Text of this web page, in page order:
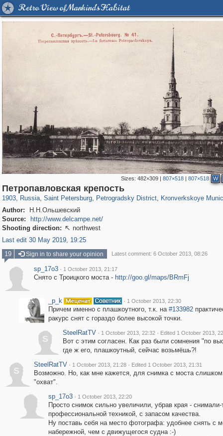
Retro View of Mankind's Habitat
Sizes: 482×309| 807×518| 807×518 W
Петропавловская крепость
1903, Russia
1,406,840 29,243
, Saint Petersburg
197,173 5,709
, Petrogradsky District
22,955
, Kronverkskoye
152
Author:
Н.Н.Ольшевский
Source:
http://www.delcampe.net/
Shooting direction:  northwest
Last edit 30 May 2019, 19:25
19
Sign in to share your opinion Latest comment: 6 October 2013, 08:26
sp_17o3 · 1 October 2013, 21:17
Снято с Троицкого моста - http://goo.gl/maps/BRmFj
_p_k · 1 October 2013, 22:30
Причем именно с плашкоутного, т.к. на #133982
ракурс снят с гораздо более высокой точки.
S
SteelRatTV · 1 October 2013, 22:32 · Edited 1 October 2013,
Вот с этим согласен. Как раз были сомнения "по
где ж его, плашкоутный, сейчас возьмёшь?!
S
SteelRatTV · 1 October 2013, 21:28 · Edited 1 October 2013, 21:31
Возможно. Но, как мне кажется, для снимка с моста
"охват".
sp_17o3 · 1 October 2013, 22:20
Просто снимок сильно увеличили, убрав края - снимали-
профессиональной техникой, с запасом качества.
Ну поставь себя на место фотографа: удобнее снять с
набережной, чем с движущегося судна :-)